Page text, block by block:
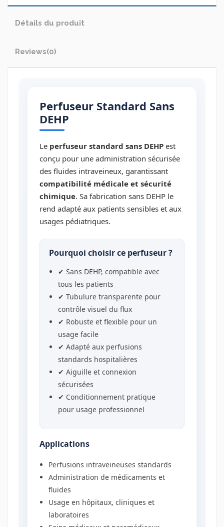
Détails du produit
Reviews(0)
Perfuseur Standard Sans
DEHP
Le perfuseur standard sans DEHP est
conçu pour une administration sécurisée
des fluides intraveineux, garantissant
compatibilité médicale et sécurité
chimique. Sa fabrication sans DEHP le
rend adapté aux patients sensibles et aux
usages pédiatriques.
Pourquoi choisir ce perfuseur ?
✔ Sans DEHP, compatible avec
tous les patients
✔ Tubulure transparente pour
contrôle visuel du flux
✔ Robuste et flexible pour un
usage facile
✔ Adapté aux perfusions
standards hospitalières
✔ Aiguille et connexion
sécurisées
✔ Conditionnement pratique
pour usage professionnel
Applications
Perfusions intraveineuses standards
Administration de médicaments et
fluides
Usage en hôpitaux, cliniques et
laboratoires